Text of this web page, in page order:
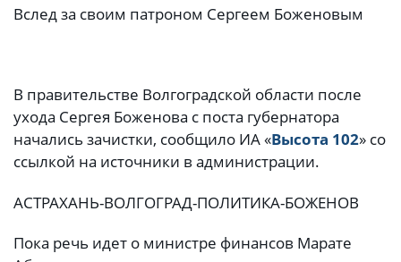
Вслед за своим патроном Сергеем Боженовым
В правительстве Волгоградской области после
ухода Сергея Боженова с поста губернатора
начались зачистки, сообщило ИА «Высота 102» со
ссылкой на источники в администрации.
АСТРАХАНЬ-ВОЛГОГРАД-ПОЛИТИКА-БОЖЕНОВ
Пока речь идет о министре финансов Марате